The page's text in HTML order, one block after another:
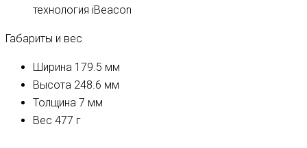
технология iBeacon
Габариты и вес
Ширина 179.5 мм
Высота 248.6 мм
Толщина 7 мм
Вес 477 г